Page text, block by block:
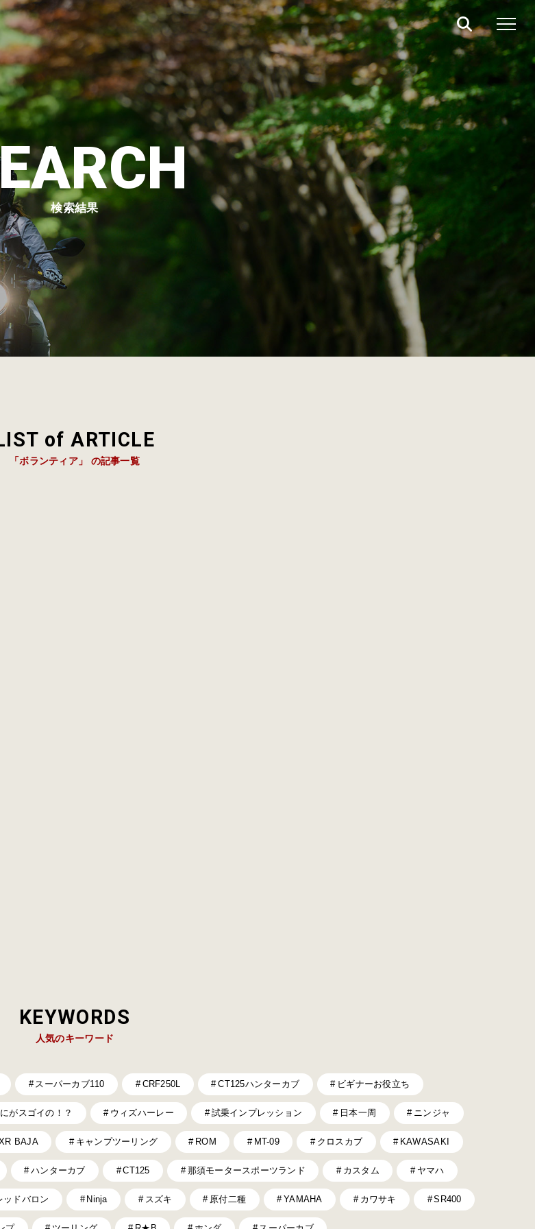
検索結果
of ARTICLE
「ボランティア」 の記事一覧
KEYWORDS
人気のキーワード
スーパーカブ110 CRF250L CT125ハンターカブ ビギナーお役立ち
がスゴイの！？ ウィズハーレー 試乗インプレッション 日本一周 ニンジャ
BAJA キャンプツーリング ROM MT-09 クロスカブ KAWASAKI
ハンターカブ CT125 那須モータースポーツランド カスタム ヤマハ
ッドバロン Ninja スズキ 原付二種 YAMAHA カワサキ SR400